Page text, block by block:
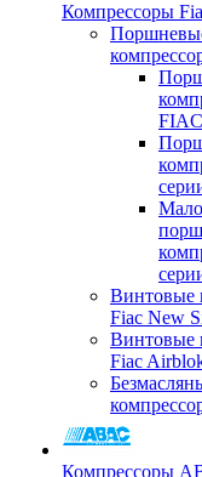
Компрессоры
Винтовые
Fiac New
Винтовые
Fiac
Компрессоры